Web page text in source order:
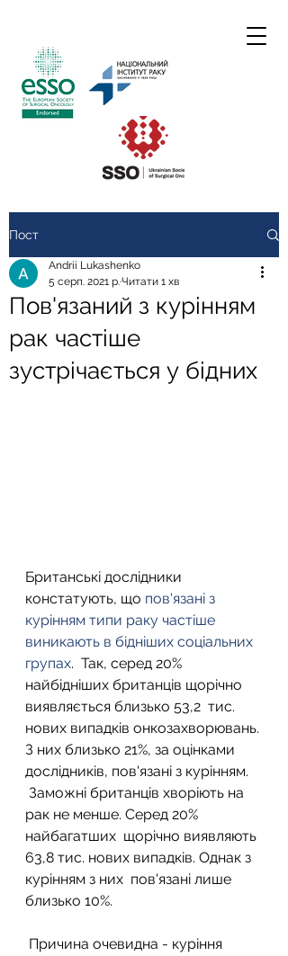
Пост
Пов'язаний з курінням
рак частіше
зустрічається у бідних
Andrii Lukashenko
5 серп. 2021 р.Читати 1 хв
Британські дослідники
констатують, що пов'язані з
курінням типи раку частіше
виникають в бідніших соціальних
групах.  Так, серед 20%
найбідніших британців щорічно
виявляється близько 53,2  тис.
нових випадків онкозахворювань.
З них близько 21%, за оцінками
дослідників, пов'язані з курінням.
рак не менше. Серед 20%
найбагатших  щорічно виявляють
63,8 тис. нових випадків. Однак з
курінням з них  пов'язані лише
близько 10%.